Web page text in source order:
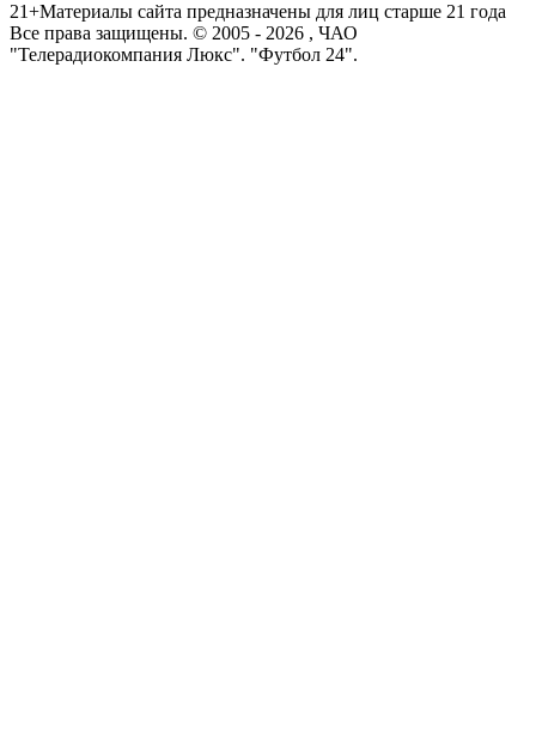
21+Материалы сайта предназначены для лиц старше 21 года
Все права защищены. © 2005 - 2026 , ЧАО
"Телерадиокомпания Люкс". "Футбол 24".